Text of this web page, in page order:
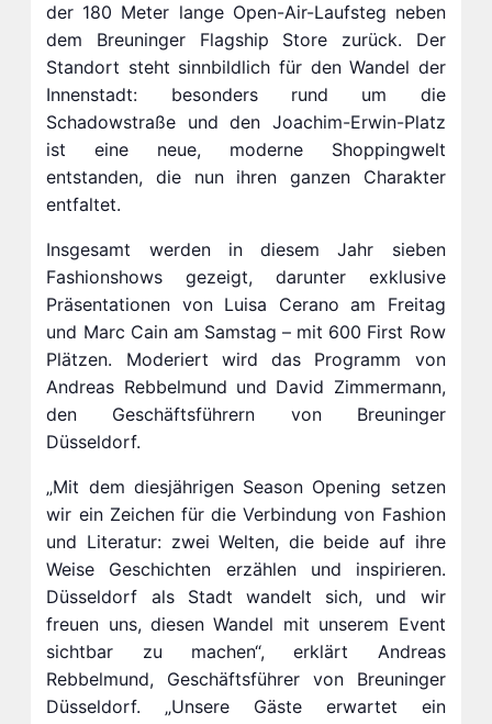
der 180 Meter lange Open-Air-Laufsteg neben
dem Breuninger Flagship Store zurück. Der
Standort steht sinnbildlich für den Wandel der
Innenstadt: besonders rund um die
Schadowstraße und den Joachim-Erwin-Platz
ist eine neue, moderne Shoppingwelt
entstanden, die nun ihren ganzen Charakter
entfaltet.
Insgesamt werden in diesem Jahr sieben
Fashionshows gezeigt, darunter exklusive
Präsentationen von Luisa Cerano am Freitag
und Marc Cain am Samstag – mit 600 First Row
Plätzen. Moderiert wird das Programm von
Andreas Rebbelmund und David Zimmermann,
den Geschäftsführern von Breuninger
Düsseldorf.
„Mit dem diesjährigen Season Opening setzen
wir ein Zeichen für die Verbindung von Fashion
und Literatur: zwei Welten, die beide auf ihre
Weise Geschichten erzählen und inspirieren.
Düsseldorf als Stadt wandelt sich, und wir
freuen uns, diesen Wandel mit unserem Event
sichtbar zu machen“, erklärt Andreas
Rebbelmund, Geschäftsführer von Breuninger
Düsseldorf. „Unsere Gäste erwartet ein